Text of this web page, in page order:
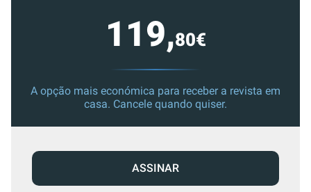
119,80€
A opção mais económica para receber a revista em
casa. Cancele quando quiser.
ASSINAR